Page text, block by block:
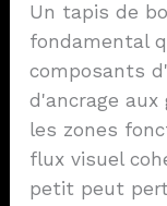
Un tapis de
fondamental
composants
d'ancrage
les zones
flux visuel
petit peut